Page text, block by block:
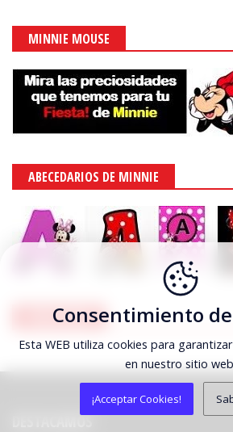
MINNIE MOUSE
ABECEDARIOS DE MINNIE
PUBLICIDAD
DESTACAMOS
Consentimiento
Esta WEB utiliza cookies para
en nuestro sitio
¡Acceptar Cookies!